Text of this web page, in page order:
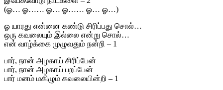
(ஓ… ஓ…… ஓ… ஓ…… ஓ… ஓ…)
ஓ யாரது என்னை கண்டு சிரிப்பது சொல்…
ஒரு கவலையும் இல்லை என்று சொல்…
என் வாழ்க்கை முழுவதும் நன்றி – 1
பார், நான் அழகாய் சிரிப்பேன்
பார், நான் அழகாய் பறப்பேன்
பார் மனம் மகிழும் கவலையின்றி – 1